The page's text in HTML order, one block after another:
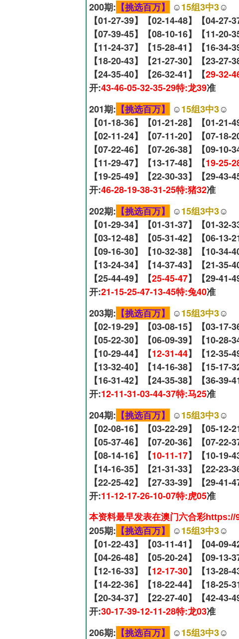
200期: 【挑选百万】 ☺️15组3中3☺️
【01-27-39】【02-14-48】【04-27-
【07-39-45】【08-10-16】【11-20-
【11-24-37】【15-28-41】【16-34-
【18-20-43】【21-27-30】【23-27-
【24-35-40】【26-32-41】【29-32-
开:43-46-05-32-35-29特:龙39准
201期: 【挑选百万】 ☺️15组3中3☺️
【01-18-36】【01-21-28】【01-21-
【02-11-24】【07-11-20】【07-18-
【07-22-46】【07-26-38】【09-10-
【11-29-47】【13-17-48】【19-25-
【19-25-49】【22-30-33】【29-43-
开:46-28-19-38-31-25特:猪32准
202期: 【挑选百万】 ☺️15组3中3☺️
【01-29-34】【01-31-37】【01-32-
【03-12-48】【05-31-42】【06-13-
【09-16-30】【10-32-38】【10-34-
【13-24-34】【14-37-43】【21-35-
【25-44-49】【25-45-47】【29-41-
开:21-15-25-47-13-45特:兔40准
203期: 【挑选百万】 ☺️15组3中3☺️
【02-19-29】【03-08-15】【03-17-
【05-22-30】【06-09-39】【10-28-
【10-29-44】【12-31-44】【12-35-
【13-32-40】【14-16-38】【15-17-
【16-31-42】【24-35-38】【36-39-
开:12-11-31-03-44-37特:马25准
204期: 【挑选百万】 ☺️15组3中3☺️
【02-08-16】【03-22-29】【05-12-
【05-37-46】【07-20-36】【07-22-
【08-14-16】【10-11-17】【10-19-
【14-16-35】【21-31-33】【22-23-
【22-25-42】【27-33-39】【29-41-
开:11-12-17-26-10-07特:虎05准
本资料最早发表在澳门六合彩
205期: 【挑选百万】 ☺️15组3中3☺️
【01-22-43】【03-11-41】【04-09-
【04-26-48】【05-20-24】【09-13-
【12-16-33】【12-17-30】【13-28-
【14-22-36】【18-22-44】【18-25-
【20-34-37】【22-27-40】【42-43-
开:30-17-39-12-11-28特:龙03准
206期: 【挑选百万】 ☺️15组3中3☺️